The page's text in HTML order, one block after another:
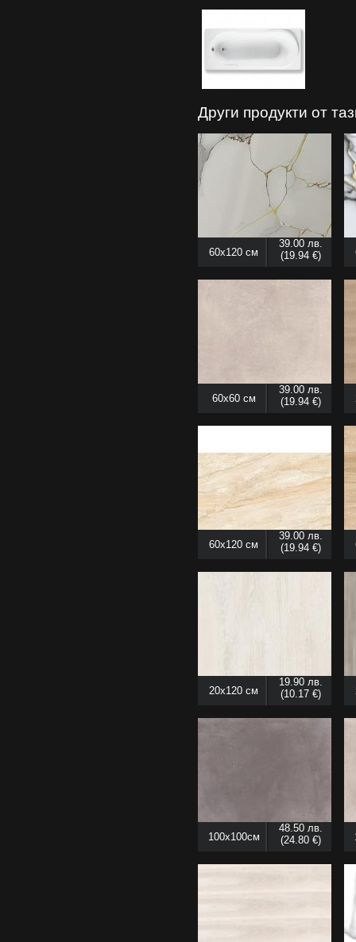
Други продукти от
60x120 см
39.00 лв.
(19.94 €)
60x60 см
39.00 лв.
(19.94 €)
60x120 см
39.00 лв.
(19.94 €)
20x120 см
19.90 лв.
(10.17 €)
100x100см
48.50 лв.
(24.80 €)